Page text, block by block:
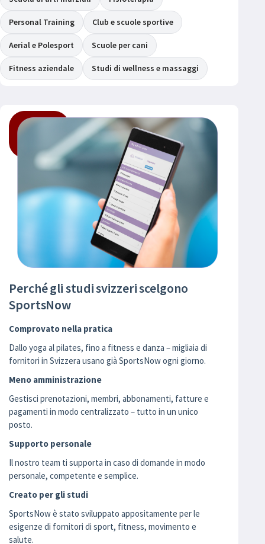
Personal Training Club e scuole sportive
Aerial e Polesport Scuole per cani
Fitness aziendale Studi di wellness e massaggi
Perché gli studi svizzeri scelgono
SportsNow
Comprovato nella pratica
Dallo yoga al pilates, fino a fitness e danza – migliaia di
fornitori in Svizzera usano già SportsNow ogni giorno.
Meno amministrazione
Gestisci prenotazioni, membri, abbonamenti, fatture e
pagamenti in modo centralizzato – tutto in un unico
posto.
Supporto personale
Il nostro team ti supporta in caso di domande in modo
personale, competente e semplice.
Creato per gli studi
SportsNow è stato sviluppato appositamente per le
esigenze di fornitori di sport, fitness, movimento e
salute.